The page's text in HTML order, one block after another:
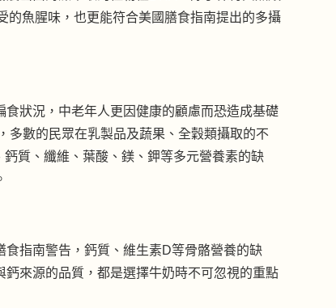
的魚腥味，也更能符合美國膳食指南提出的多攝
狀況，中老年人更因健康的顧慮而恐造成基礎
多數的民眾在乳製品及蔬果、全穀類攝取的不
質、纖維、葉酸、鎂、鉀等多元營養素的缺
指南警告，鈣質、維生素D等骨骼營養的缺
來源的品質，都是選擇牛奶時不可忽視的重點